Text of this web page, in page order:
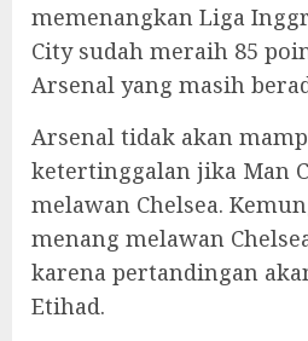
memenangkan Liga
City sudah meraih 85
Arsenal yang masih
Arsenal tidak akan
ketertinggalan jika Man
melawan Chelsea.
menang melawan
karena pertandingan
Etihad.